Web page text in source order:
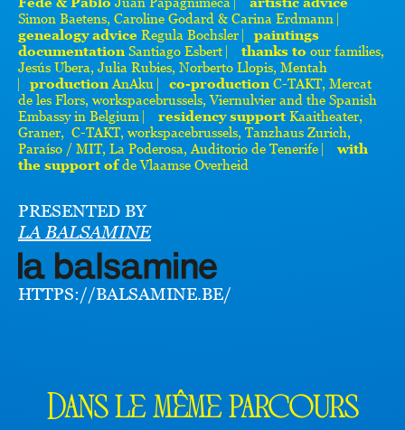
Simon Baetens, Caroline Godard & Carina Erdmann ⎸
genealogy advice Regula Bochsler ⎸ paintings
documentation Santiago Esbert ⎸ thanks to our families,
Jesús Ubera, Julia Rubies, Norberto Llopis, Mentah
production AnAku ⎸ co-production C-TAKT, Mercat
de les Flors, workspacebrussels, Viernulvier and the Spanish
Embassy in Belgium ⎸ residency support Kaaitheater,
Graner, C-TAKT, workspacebrussels, Tanzhaus Zurich,
Paraíso / MIT, La Poderosa, Auditorio de Tenerife ⎸with
the support ofde Vlaamse Overheid
PRESENTED BY
LA BALSAMINE
HTTPS://BALSAMINE.BE/
Dans le même parcours